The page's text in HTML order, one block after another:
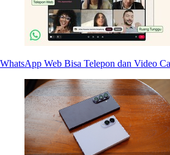
WhatsApp Web Bisa Telepon dan Video